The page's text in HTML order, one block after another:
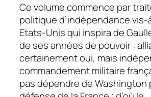
Ce volume commence par
politique d’indépendance
Etats-Unis qui inspira de
de ses années de pouvoir :
certainement oui, mais
commandement militaire
pas dépendre de Washington